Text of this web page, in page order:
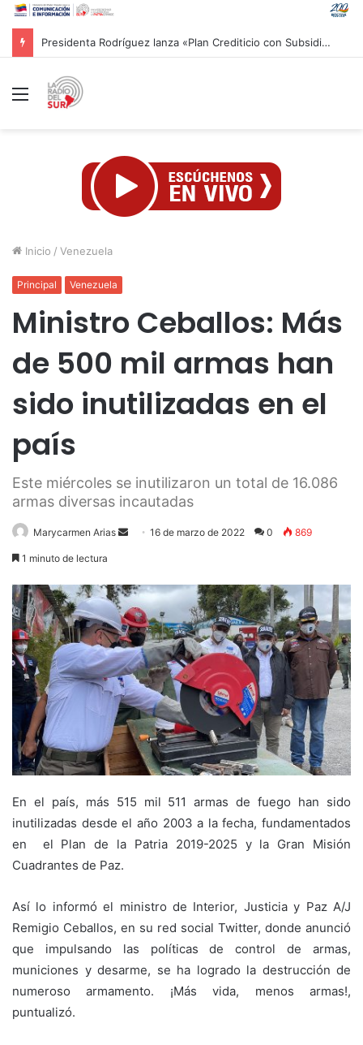
Sheinbaum recibe a Betssy Chávez en México, tras obtener salvoconducto del gobierno peruano
Menú
Inicio / Venezuela
Principal Venezuela
Ministro Ceballos: Más
de 500 mil armas han
sido inutilizadas en el
país
Este miércoles se inutilizaron un total de 16.086
armas diversas incautadas
Marycarmen Arias
Send16 de marzo de 2022 0 869
1 minuto de lectura
En el país, más 515 mil 511 armas de fuego han sido
inutilizadas desde el año 2003 a la fecha, fundamentados
en el Plan de la Patria 2019-2025 y la Gran Misión
Cuadrantes de Paz.
Así lo informó el ministro de Interior, Justicia y Paz A/J
Remigio Ceballos, en su red social Twitter, donde anunció
que impulsando las políticas de control de armas,
municiones y desarme, se ha logrado la destrucción de
numeroso armamento. ¡Más vida, menos armas!,
puntualizó.